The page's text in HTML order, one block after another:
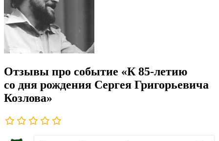
Отзывы про событие «К 85-летию
со дня рождения Сергея Григорьевича
Козлова»